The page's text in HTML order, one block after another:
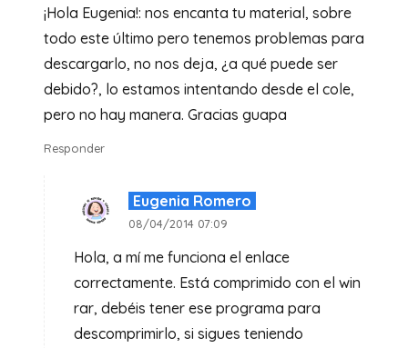
¡Hola Eugenia!: nos encanta tu material, sobre
todo este último pero tenemos problemas para
descargarlo, no nos deja, ¿a qué puede ser
debido?, lo estamos intentando desde el cole,
pero no hay manera. Gracias guapa
Responder
Eugenia Romero
08/04/2014 07:09
Hola, a mí me funciona el enlace
correctamente. Está comprimido con el win
rar, debéis tener ese programa para
descomprimirlo, si sigues teniendo